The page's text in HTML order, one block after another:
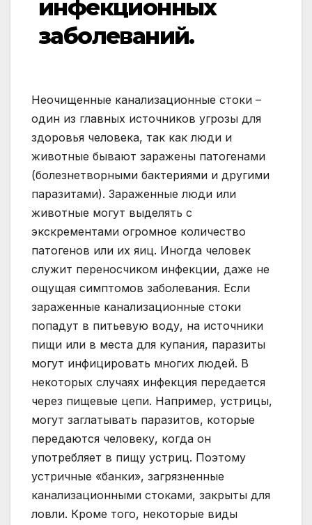
инфекционных
заболеваний.
Неочищенные канализационные стоки –
один из главных источников угрозы для
здоровья человека, так как люди и
животные бывают заражены патогенами
(болезнетворными бактериями и другими
паразитами). Зараженные люди или
животные могут выделять с
экскрементами огромное количество
патогенов или их яиц. Иногда человек
служит переносчиком инфекции, даже не
ощущая симптомов заболевания. Если
зараженные канализационные стоки
попадут в питьевую воду, на источники
пищи или в места для купания, паразиты
могут инфицировать многих людей. В
некоторых случаях инфекция передается
через пищевые цепи. Например, устрицы,
могут заглатывать паразитов, которые
передаются человеку, когда он
употребляет в пищу устриц. Поэтому
устричные «банки», загрязненные
канализационными стоками, закрыты для
ловли. Кроме того, некоторые виды